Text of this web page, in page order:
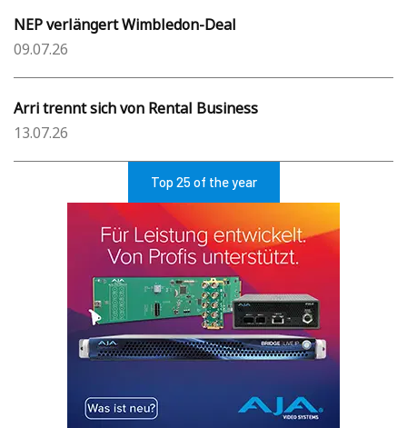
NEP verlängert Wimbledon-Deal
09.07.26
Arri trennt sich von Rental Business
13.07.26
Top 25 of the year